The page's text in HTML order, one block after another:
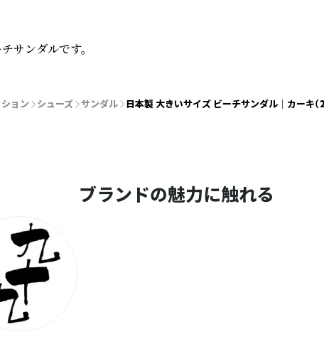
サンダルです。
ョン シューズ サンダル 日本製 大きいサイズ ビーチサンダル│カーキ（
ブランドの魅力に触れる